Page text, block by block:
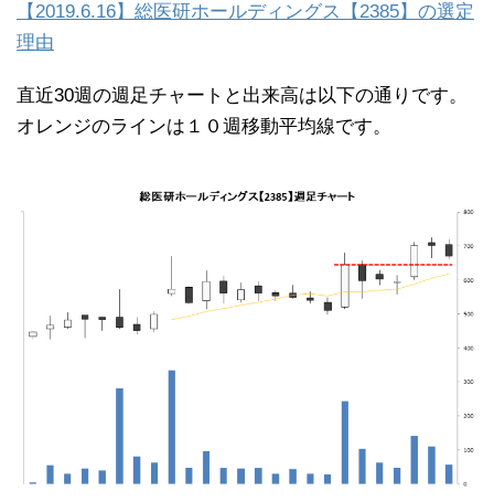
【2019.6.16】総医研ホールディングス【2385】の選定
理由
直近30週の週足チャートと出来高は以下の通りです。
オレンジのラインは１０週移動平均線です。